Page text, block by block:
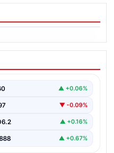
İddialarına
yürütülen
Adalet…
▲ +0.06%
▼ -0.09%
▲ +0.16%
▲ +0.67%